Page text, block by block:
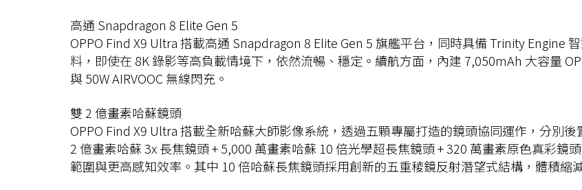
高通 Snapdragon 8 Elite Gen 5
OPPO Find X9 Ultra 搭載高通 Snapdragon 8 Elite Gen 5 旗艦平台，同時具備 Trinity Engine
料，即使在 8K 錄影等高負載情境下，依然流暢、穩定。續航方面，內建 7,050mAh 大容量
與 50W AIRVOOC 無線閃充。
雙 2 億畫素哈蘇鏡頭
OPPO Find X9 Ultra 搭載全新哈蘇大師影像系統，透過五顆專屬打造的鏡頭協同運作，分別
2 億畫素哈蘇 3x 長焦鏡頭 + 5,000 萬畫素哈蘇 10 倍光學超長焦鏡頭 + 320 萬畫素原色真彩
範圍與更高感知效率。其中 10 倍哈蘇長焦鏡頭採用創新的五重稜鏡反射潛望式結構，體積縮